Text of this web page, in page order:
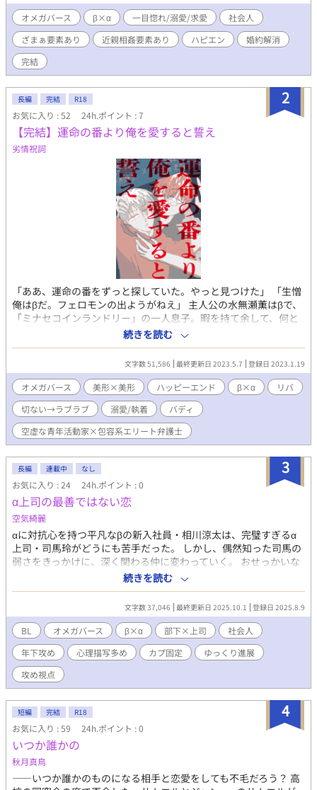
オメガバース β×α 一目惚れ/溺愛/求愛
社会人
ざまぁ要素あり
近親相姦要素あり ハピエン
婚約解消
完結
2
長編 完結 R18
お気に入り : 52 24h.ポイント : 7
【完結】運命の番より俺を愛すると誓え
劣情祝詞
「ああ、運命の番をずっと探していた。やっと見つけた」 「生憎
俺はβだ。フェロモンの出ようがねえ」 主人公の水無瀬薫はβで、
「ミナセコインランドリー」の一人息子。暇を持て余して、何と
なく社会階級制度撤廃運動を行う過激派組織に所属する青年活動
家として、空虚な毎日を送っていた。ある日、道ですれ違ったαの
男、蒼井君春は突然手を取って、奇妙にもこう言ったのだった。
そんな最中、組織はαを見せしめとして暴力を振るう活動を開始。
蒼井はそのターゲットとして拉致されてしまう。 蒼井の心を知
り、徐々に蒼井に惹かれていく水無瀬。 しかし、組織には逆らえ
ない水無瀬は、どうにか蒼井を救い出そうと画策するが……。 空
虚なβが、大事なαを見つけて、幸せを知り、強くなり、そして満
たされるお話。 ※特殊な設定がありますので、詳しくは「☆世界
続きを読む
文字数 51,586 最終更新日 2023.5.7 登録日 2023.1.19
オメガバース 美形×美形 ハッピーエンド β×α
リバ
切ない→ラブラブ
溺愛/執着
バディ
空虚な青年活動家×包容系エリート弁護士
3
長編 連載中 なし
お気に入り : 24 24h.ポイント : 0
α上司の最善ではない恋
空気綺麗
αに対抗心を持つ平凡なβの新入社員・相川涼太は、完璧すぎるα
上司・司馬玲がどうにも苦手だった。 しかし、偶然知った司馬の
弱さをきっかけに、深く関わる仲に変わっていく。 おせっかいな
凡人βと不器用なスパダリαが紡ぐ、最善ではない恋の行方。
β×α、カプ固定の社会人オメガバースBL。 α受けが好きで書き始
めました。 なかなかBLらしい描写まで辿り着きませんので、ご了
承ください。 毎週水・土曜日21時更新予定 ※本業が忙しく、落ち
着くまで更新頻度が下がります。
続きを読む
文字数 37,046 最終更新日 2025.10.1 登録日 2025.8.9
BL オメガバース β×α 部下×上司
社会人
年下攻め
心理描写多め カプ固定
ゆっくり進展
攻め視点
4
短編 完結 R18
お気に入り : 59 24h.ポイント : 0
いつか誰かの
秋月真鳥
――いつか誰かのものになる相手と恋愛をしても不毛だろう？ 高